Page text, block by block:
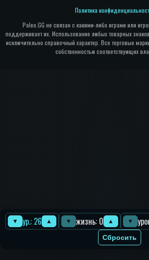
▼ ур.: 26 ▲ ▼ жизнь: 0 ▲ ▼
Сбросить
Paleo.GG не связан с какими-либо играми или
поддерживает их. Использование любых товарных
исключительно справочный характер. Все торговые
собственностью соответствующих
Политика